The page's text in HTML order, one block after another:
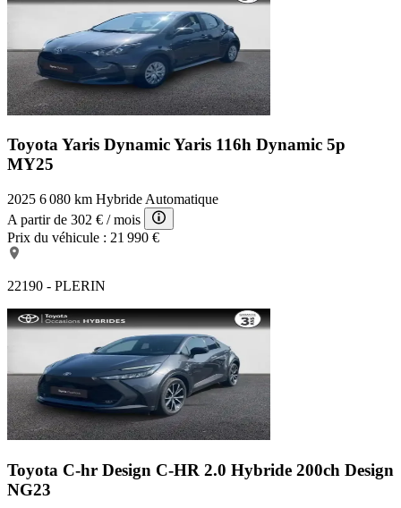
Toyota Yaris DynamicYaris 116h Dynamic 5p
MY25
2025 6 080 km Hybride Automatique
A partir de 302 € / mois
Prix du véhicule : 21 990 €
22190 - PLERIN
Toyota C-hr Design C-HR 2.0 Hybride 200ch Design
NG23